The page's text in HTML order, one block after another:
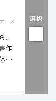
ーズ
、
作
DX
選択